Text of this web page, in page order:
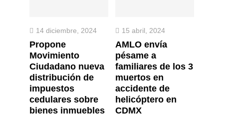
14 diciembre, 2024
Propone
Movimiento
Ciudadano nueva
distribución de
impuestos
cedulares sobre
bienes inmuebles
15 abril, 2024
AMLO envía
pésame a
familiares de los 3
muertos en
accidente de
helicóptero en
CDMX